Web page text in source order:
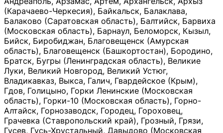
(Карачаево-Черкесия), Байкальск, Балаклава,
Балаково (Саратовская область), Балтийск, Барвиха
(Московская область), Барнаул, Беломорск, Кызыл,
Бийск, Биробиджан, Благовещенск (Амурская
область), Благовещенск (Башкортостан), Бородино,
Братск, Бугры (Ленинградская область), Великие
Луки, Великий Новгород, Великий Устюг,
Владикавказ, Выкса, Галич, Гвардейское (Крым),
Гдов, Голицыно, Горки Ленинские (Московская
область), Горки-10 (Московская область), Горно-
Алтайск, Горнозаводск, Городец, Гороховец,
Грачевка (Ставропольский край), Грозный, Грязи,
Гусев, Гусь-Хрустальный, Давыдово (Московская